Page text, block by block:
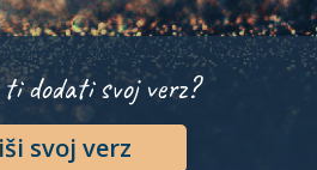
dodati svoj verz?
svoj verz